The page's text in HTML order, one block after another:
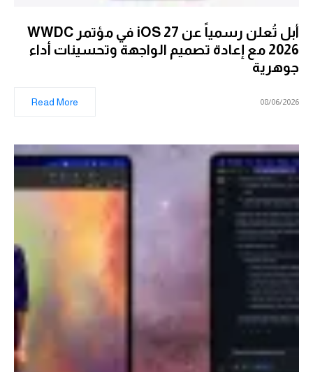
أبل تُعلن رسمياً عن iOS 27 في مؤتمر WWDC
2026 مع إعادة تصميم الواجهة وتحسينات أداء
جوهرية
08/06/2026
Read More